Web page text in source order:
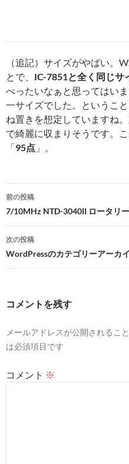
（追記）サイズがやばい。
とで、 IC-7851と全く同じサ
べったいなぁと思ってはい
一サイズでした。というこ
ね置きを想定していますね
で綺麗に収まりそうです。
「95点 」。
投
稿
ナ
ビ
ョ
前の投稿
7/10MHz NTD-3040II ロータリ
次の投稿
WordPressのカテゴリーアーカ
コメントを残す
メールアドレスが公開されるこ
は必須項目です
コメント ※